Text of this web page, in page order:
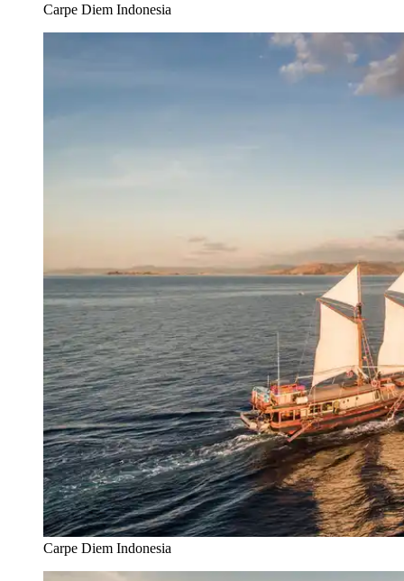
Carpe Diem Indonesia
Carpe Diem Indonesia